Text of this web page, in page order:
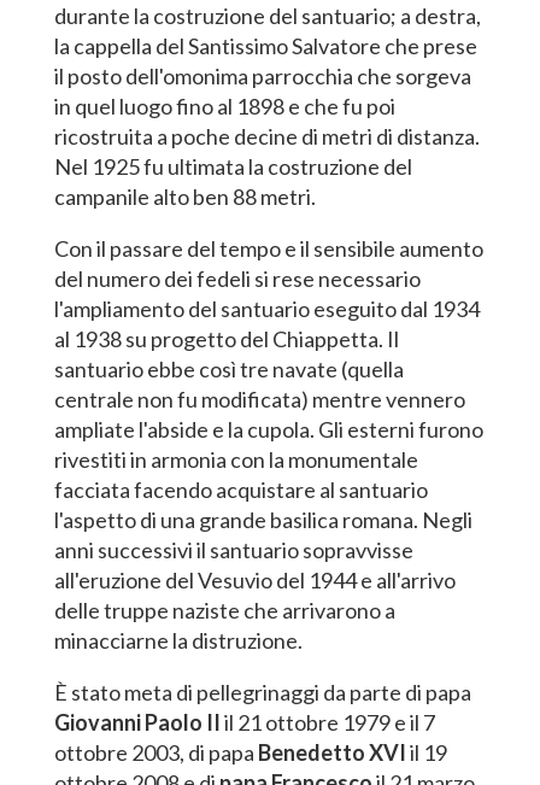
durante la costruzione del santuario; a destra,
la cappella del Santissimo Salvatore che prese
il posto dell'omonima parrocchia che sorgeva
in quel luogo fino al 1898 e che fu poi
ricostruita a poche decine di metri di distanza.
Nel 1925 fu ultimata la costruzione del
campanile alto ben 88 metri.
Con il passare del tempo e il sensibile aumento
del numero dei fedeli si rese necessario
l'ampliamento del santuario eseguito dal 1934
al 1938 su progetto del Chiappetta. Il
santuario ebbe così tre navate (quella
centrale non fu modificata) mentre vennero
ampliate l'abside e la cupola. Gli esterni furono
rivestiti in armonia con la monumentale
facciata facendo acquistare al santuario
l'aspetto di una grande basilica romana. Negli
anni successivi il santuario sopravvisse
all'eruzione del Vesuvio del 1944 e all'arrivo
delle truppe naziste che arrivarono a
minacciarne la distruzione.
È stato meta di pellegrinaggi da parte di papa
Giovanni Paolo IIil 21 ottobre 1979 e il 7
ottobre 2003, di papa Benedetto XVIil 19